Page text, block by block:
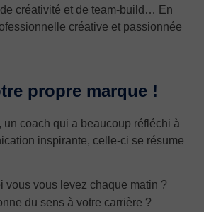
créativité et de team-build… En
créative et passionnée
propre marque !
, un coach qui a beaucoup réfléchi à
inspirante, celle-ci se résume
vous vous levez chaque matin ?
du sens à votre carrière ?